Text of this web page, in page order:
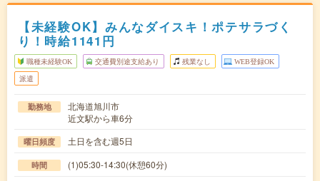
【未経験OK】みんなダイスキ！ポテサラづく
り！時給1141円
職種未経験OK 交通費別途支給あり 残業なし WEB登録OK
派遣
勤務地
北海道旭川市
近文駅から車6分
曜日頻度 土日を含む週5日
時間 (1)05:30-14:30(休憩60分)